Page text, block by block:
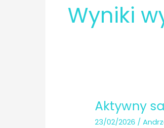
Wyniki
Aktywny
23/02/2026 /